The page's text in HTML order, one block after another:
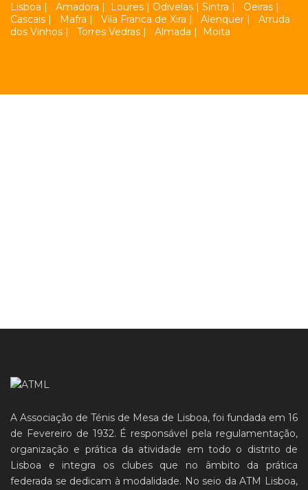
Lisboa | Amadora | Loures | Odivelas | Sintra | Oeiras |
Cascais | Mafra | Vila Franca de Xira | Alenquer | Arruda
dos Vinhos | Torres Vedras | Almada | Moita
A Associação de Ténis de Mesa de Lisboa, foi fundada em 16
de Fevereiro de 1932. É responsável pela regulamentação,
organização e prática da atividade em todo o distrito de
Lisboa e integra os clubes que no âmbito da prática
federada se dedicam à modalidade. No seio da ATM Lisboa,